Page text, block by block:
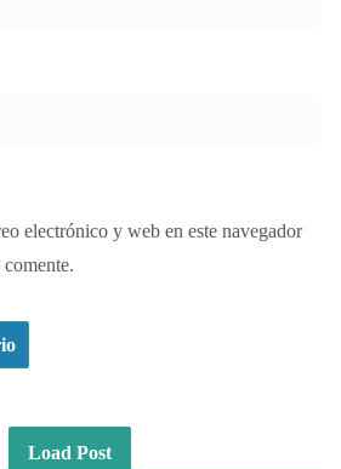
electrónico y web en este navegador
Load Post